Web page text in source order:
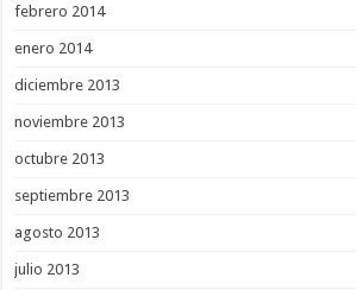
febrero 2014
enero 2014
diciembre 2013
noviembre 2013
octubre 2013
septiembre 2013
agosto 2013
julio 2013